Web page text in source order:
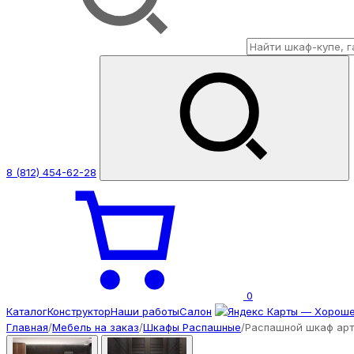
8 (812) 454-62-28
0
КаталогКонструкторНаши работыСалон
Главная/Мебель на заказ/Шкафы Распашные/Распашной шкаф